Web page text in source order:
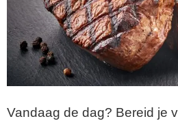
Vandaag de dag? Bereid je